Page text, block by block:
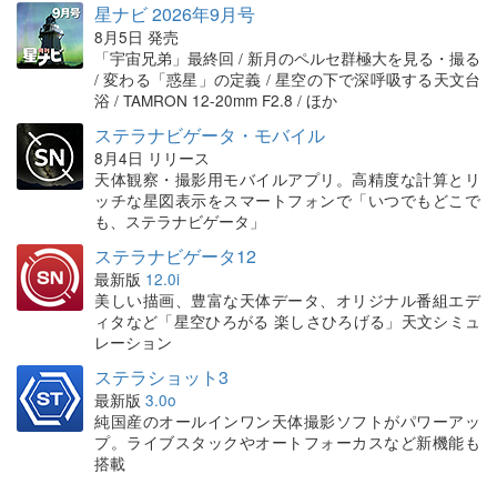
星ナビ 2026年9月号
8月5日 発売
「宇宙兄弟」最終回 / 新月のペルセ群極大を見る・撮る
/ 変わる「惑星」の定義 / 星空の下で深呼吸する天文台
浴 / TAMRON 12-20mm F2.8 / ほか
ステラナビゲータ・モバイル
8月4日 リリース
天体観察・撮影用モバイルアプリ。高精度な計算とリ
ッチな星図表示をスマートフォンで「いつでもどこで
も、ステラナビゲータ」
ステラナビゲータ12
最新版 12.0i
美しい描画、豊富な天体データ、オリジナル番組エデ
ィタなど「星空ひろがる 楽しさひろげる」天文シミュ
レーション
ステラショット3
最新版 3.0o
純国産のオールインワン天体撮影ソフトがパワーアッ
プ。ライブスタックやオートフォーカスなど新機能も
搭載